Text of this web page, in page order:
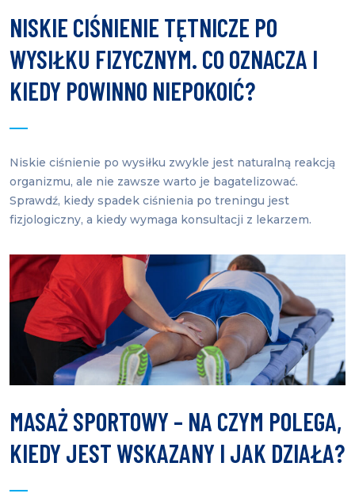
NISKIE CIŚNIENIE TĘTNICZE PO
WYSIŁKU FIZYCZNYM. CO OZNACZA I
KIEDY POWINNO NIEPOKOIĆ?
Niskie ciśnienie po wysiłku zwykle jest naturalną reakcją
organizmu, ale nie zawsze warto je bagatelizować.
Sprawdź, kiedy spadek ciśnienia po treningu jest
fizjologiczny, a kiedy wymaga konsultacji z lekarzem.
MASAŻ SPORTOWY – NA CZYM POLEGA,
KIEDY JEST WSKAZANY I JAK DZIAŁA?